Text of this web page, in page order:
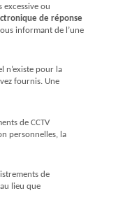
excessive ou
de réponse
informant de l’une
n’existe pour la
fournis. Une
de CCTV
personnelles, la
de
lieu que